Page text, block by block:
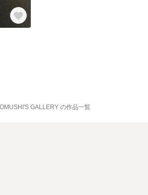
GALLERY の作品一覧